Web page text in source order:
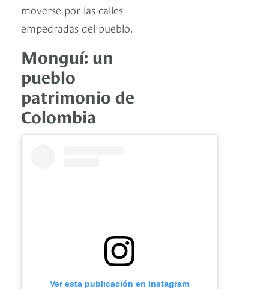
moverse por las calles
empedradas del pueblo.
Monguí: un
pueblo
patrimonio de
Colombia
Ver esta publicación en Instagram